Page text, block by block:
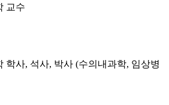
교수
학사, 석사, 박사 (수의내과학, 임상병